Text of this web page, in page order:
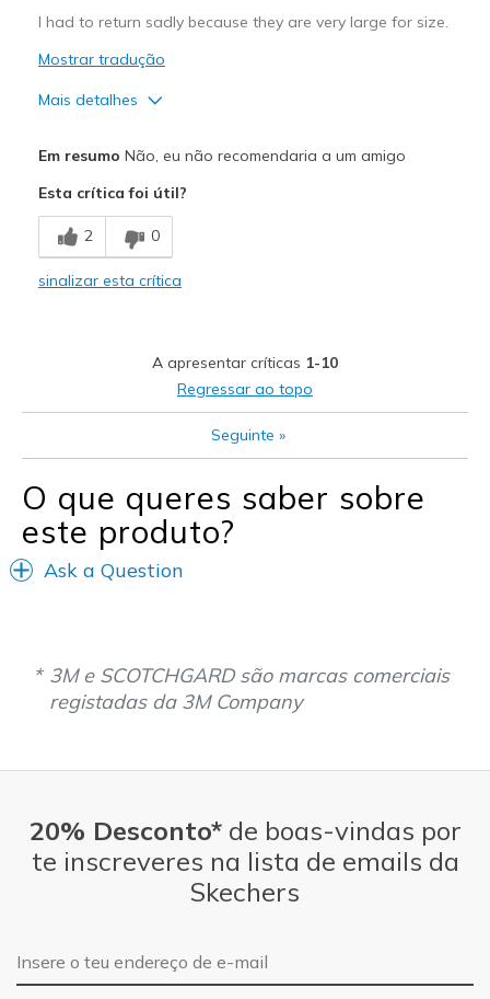
I had to return sadly because they are very large for size.
Mostrar tradução
Mais detalhes
Melhores utilizações
Casual Wear
Em resumo Não, eu não recomendaria a um amigo
Esta crítica foi útil?
2 0
sinalizar esta crítica
A apresentar críticas 1-10
Regressar ao topo
Seguinte »
O que queres saber sobre
este produto?
Ask a Question
3M e SCOTCHGARD são marcas comerciais
registadas da 3M Company
20% Desconto*de boas-vindas por
te inscreveres na lista de emails da
Skechers
Endereço de e-mail